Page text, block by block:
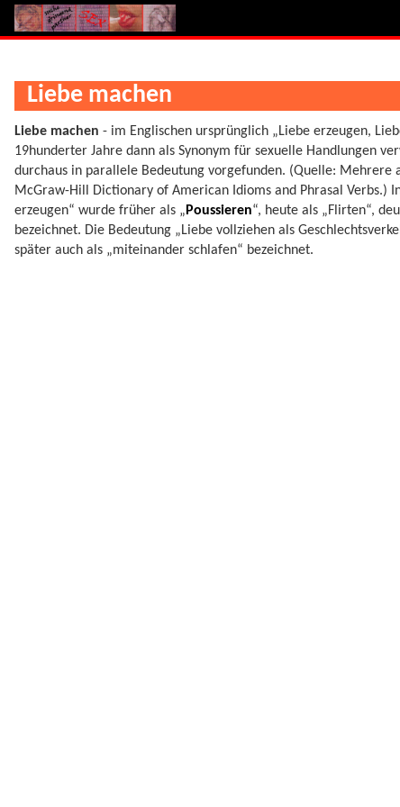
Liebe machen
Liebe machen - im Englischen ursprünglich „Liebe erzeugen,
19hunderter Jahre dann als Synonym für sexuelle Handlungen
durchaus in parallele Bedeutung vorgefunden. (Quelle: Mehrere
McGraw-Hill Dictionary of American Idioms and Phrasal Verbs.)
erzeugen“ wurde früher als „Poussieren“, heute als „Flirten“,
bezeichnet. Die Bedeutung „Liebe vollziehen als
später auch als „miteinander schlafen“ bezeichnet.